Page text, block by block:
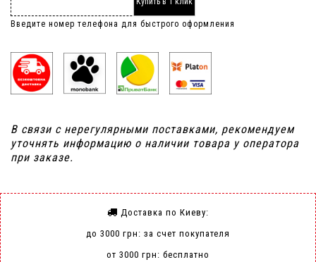
Введите номер телефона для быстрого оформления
В связи с нерегулярными поставками, рекомендуем
уточнять информацию о наличии товара у оператора
при заказе.
Доставка по Киеву:
до 3000 грн: за счет покупателя
от 3000 грн: бесплатно